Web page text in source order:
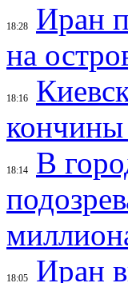
18:28
Иран
на
18:16
18:14
В
18:05
Иран